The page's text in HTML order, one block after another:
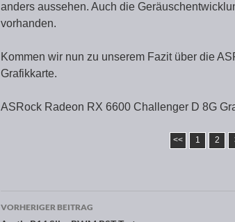
anders aussehen. Auch die
vorhanden.
Kommen wir nun zu unserem Fazit über die
Grafikkarte.
ASRock Radeon RX 6600 Challenger D 8G
<< 1 2
VORHERIGER BEITRAG